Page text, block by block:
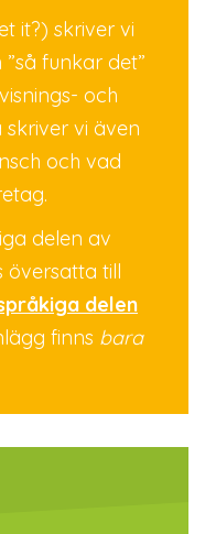
it?) skriver vi
funkar det”
och
vi även
och vad
delen av
översatta till
delen
finns bara